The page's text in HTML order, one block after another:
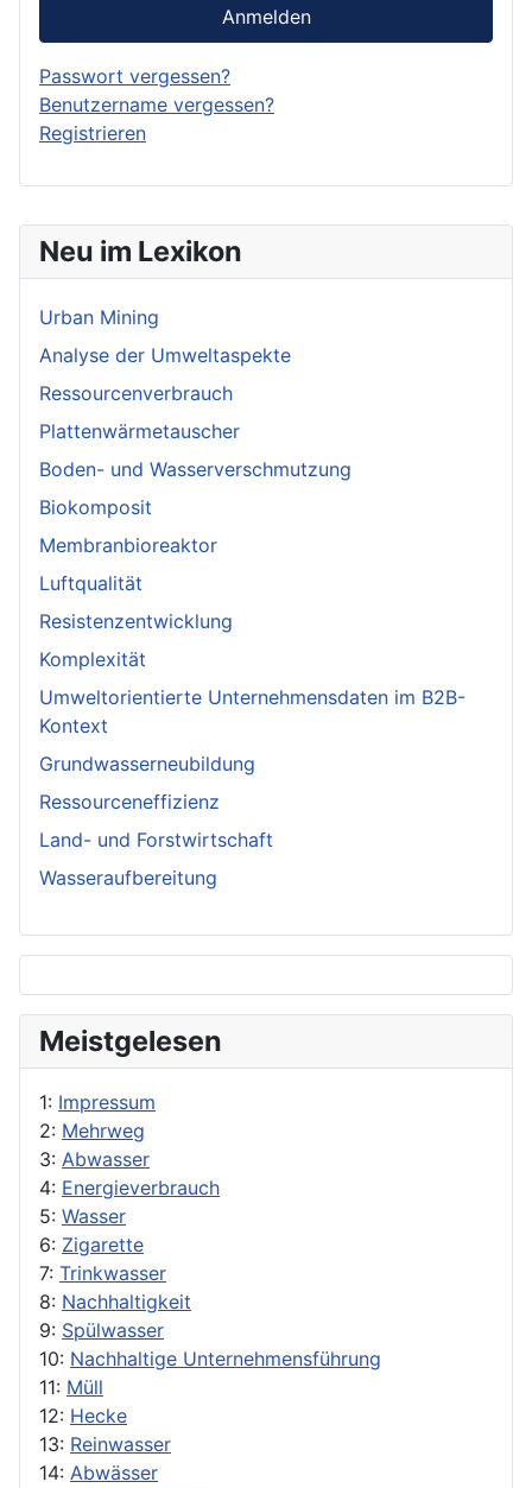
Neu im Lexikon
Urban Mining
Analyse der Umweltaspekte
Ressourcenverbrauch
Plattenwärmetauscher
Boden- und Wasserverschmutzung
Biokomposit
Membranbioreaktor
Luftqualität
Resistenzentwicklung
Komplexität
Umweltorientierte Unternehmensdaten im B2B-
Kontext
Grundwasserneubildung
Ressourceneffizienz
Land- und Forstwirtschaft
Wasseraufbereitung
Meistgelesen
1: Impressum
2: Mehrweg
3: Abwasser
4: Energieverbrauch
5: Wasser
6: Zigarette
7: Trinkwasser
8: Nachhaltigkeit
9: Spülwasser
10: Nachhaltige Unternehmensführung
11: Müll
12: Hecke
13: Reinwasser
14: Abwässer
Anmelden
Passwort vergessen?
Benutzername vergessen?
Registrieren